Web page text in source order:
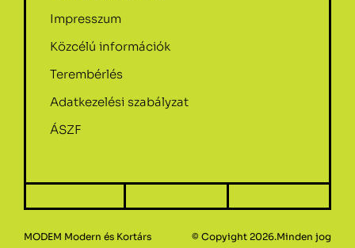
Impresszum
Közcélú információk
Terembérlés
Adatkezelési szabályzat
ÁSZF
MODEM Modern és Kortárs © Copyight 2026.Minden jog